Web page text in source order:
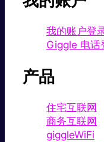
我的账户登
Giggle 电话
产品
住宅互联网
商务互联网
giggleWiFi